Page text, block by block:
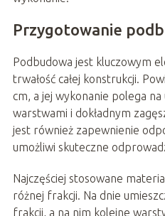
Przygotowanie
Podbudowa jest kluczowym
trwałość całej konstrukcji.
cm, a jej wykonanie polega na
warstwami i dokładnym
jest również zapewnienie
umożliwi skuteczne
Najczęściej stosowane
różnej frakcji. Na dnie
frakcji, a na nim kolejne